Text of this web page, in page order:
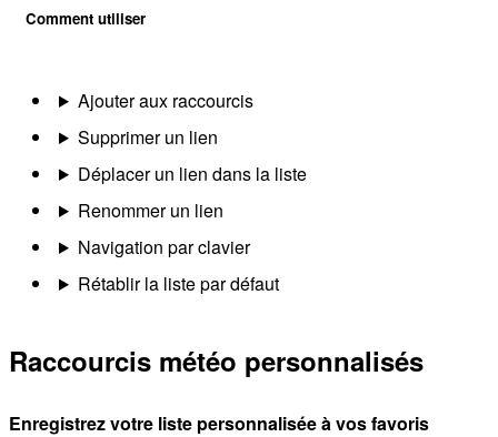
Comment utiliser
Ajouter aux raccourcis
Supprimer un lien
Déplacer un lien dans la liste
Renommer un lien
Navigation par clavier
Rétablir la liste par défaut
Raccourcis météo personnalisés
Enregistrez votre liste personnalisée à vos favoris